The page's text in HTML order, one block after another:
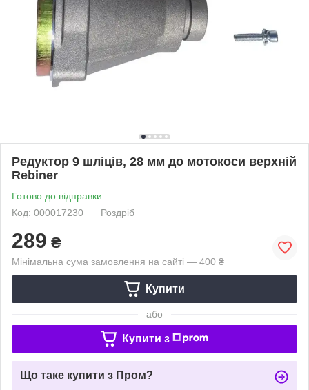
Редуктор 9 шліців, 28 мм до мотокоси верхній
Rebiner
Готово до відправки
Код: 000017230
Роздріб
289 ₴
Мінімальна сума замовлення на сайті — 400 ₴
Купити
або
Купити з
Що таке купити з Пром?